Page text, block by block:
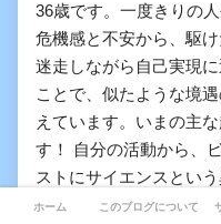
36歳です。一度きりの
危機感と不安から、駆
迷走しながら自己実現
ことで、似たような境
えています。いまの主
す！ 自分の活動から、
ストにサイエンスとい
目指します！
ホーム このブログについて-自